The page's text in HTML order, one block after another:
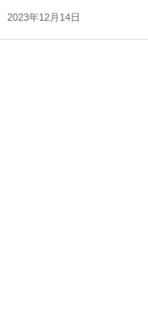
2023年12月14日